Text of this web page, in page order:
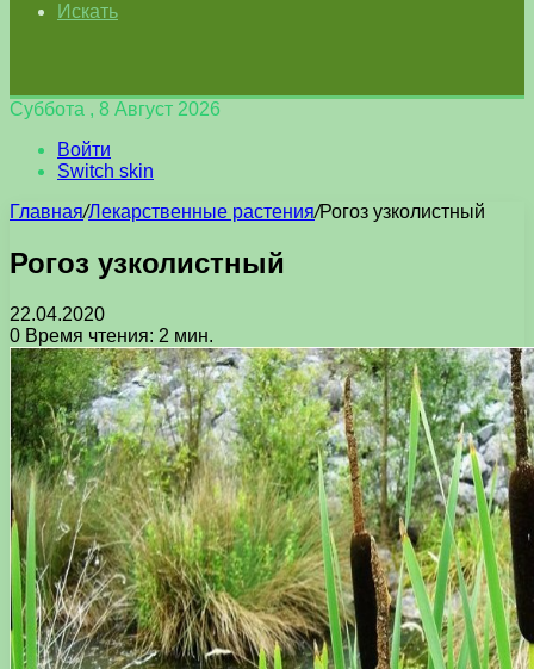
Искать
Суббота , 8 Август 2026
Войти
Switch skin
Главная/Лекарственные растения/Рогоз узколистный
Рогоз узколистный
22.04.2020
0 Время чтения: 2 мин.